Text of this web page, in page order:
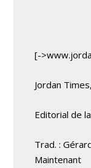
[-
Jordan
Editorial de
Trad. :
Maintenant